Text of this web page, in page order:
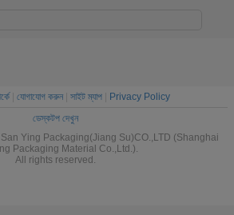
| যোগাযোগ করুন| সাইট ম্যাপ|
Privacy Policy
ডেস্কটপ দেখুন
Ying Packaging(Jiang Su)CO.,LTD (Shanghai
Packaging Material Co.,Ltd.).
All rights reserved.